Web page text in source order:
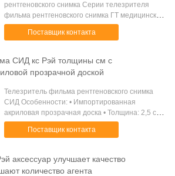
рентгеновского снимка Серии телезрителя
фильма рентгеновского снимка ГТ медицинские
особенно приложены к различному размеру
фильмов рентгеновского снимка, как фильм
Поставщик контакта
СИД кс Рэй толщины см с
прозрачной доской
Телезритель фильма рентгеновского снимка
СИД Особенности: • Импортированная
акриловая прозрачная доска • Толщина: 2,5 см •
Функция подключей и играй, экран повернет
дальше автоматически когда фильм
Поставщик контакта
аксессуар улучшает качество
количество агента